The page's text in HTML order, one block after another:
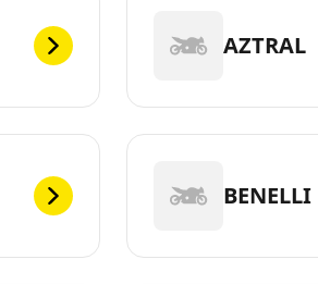
AZTRAL
BENELLI